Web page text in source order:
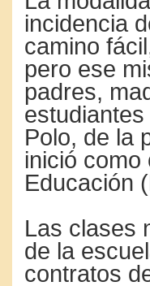
incidencia
camino
pero ese
padres,
Polo, de la
inició como
Educación
Las clases
de la
contratos